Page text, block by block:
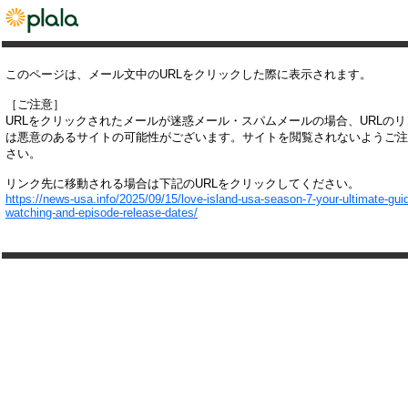
このページは、メール文中のURLをクリックした際に表示されます。
［ご注意］
URLをクリックされたメールが迷惑メール・スパムメールの場合、URLの
は悪意のあるサイトの可能性がございます。サイトを閲覧されないようご
さい。
リンク先に移動される場合は下記のURLをクリックしてください。
https://news-usa.info/2025/09/15/love-island-usa-season-7-your-ultimate-
watching-and-episode-release-dates/